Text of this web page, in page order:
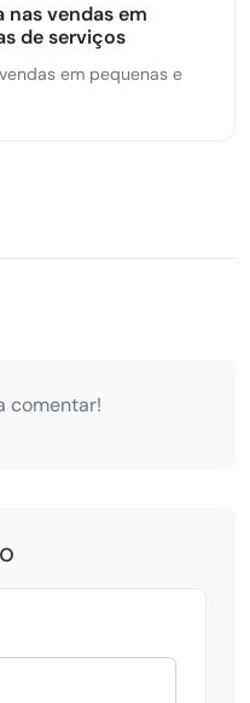
vendas em
de serviços
em pequenas e
comentar!